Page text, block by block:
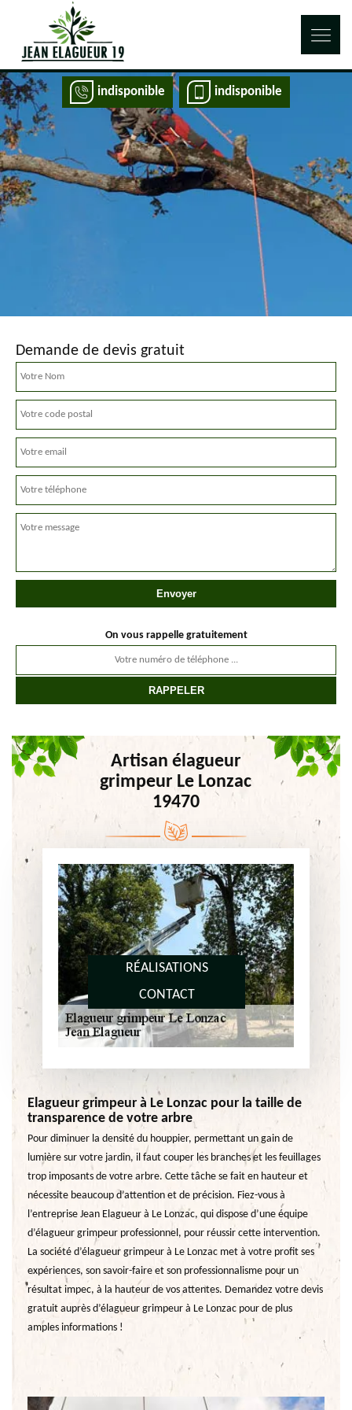
indisponible indisponible
RÉALISATIONS
CONTACT
Demande de devis gratuit
On vous rappelle gratuitement
Artisan élagueur
grimpeur Le Lonzac
19470
Elagueur grimpeur à Le Lonzac pour la taille de
transparence de votre arbre
Pour diminuer la densité du houppier, permettant un gain de
lumière sur votre jardin, il faut couper les branches et les feuillages
trop imposants de votre arbre. Cette tâche se fait en hauteur et
nécessite beaucoup d’attention et de précision. Fiez-vous à
l’entreprise Jean Elagueur à Le Lonzac, qui dispose d’une équipe
d’élagueur grimpeur professionnel, pour réussir cette intervention.
La société d’élagueur grimpeur à Le Lonzac met à votre profit ses
expériences, son savoir-faire et son professionnalisme pour un
résultat impec, à la hauteur de vos attentes. Demandez votre devis
gratuit auprès d’élagueur grimpeur à Le Lonzac pour de plus
amples informations !